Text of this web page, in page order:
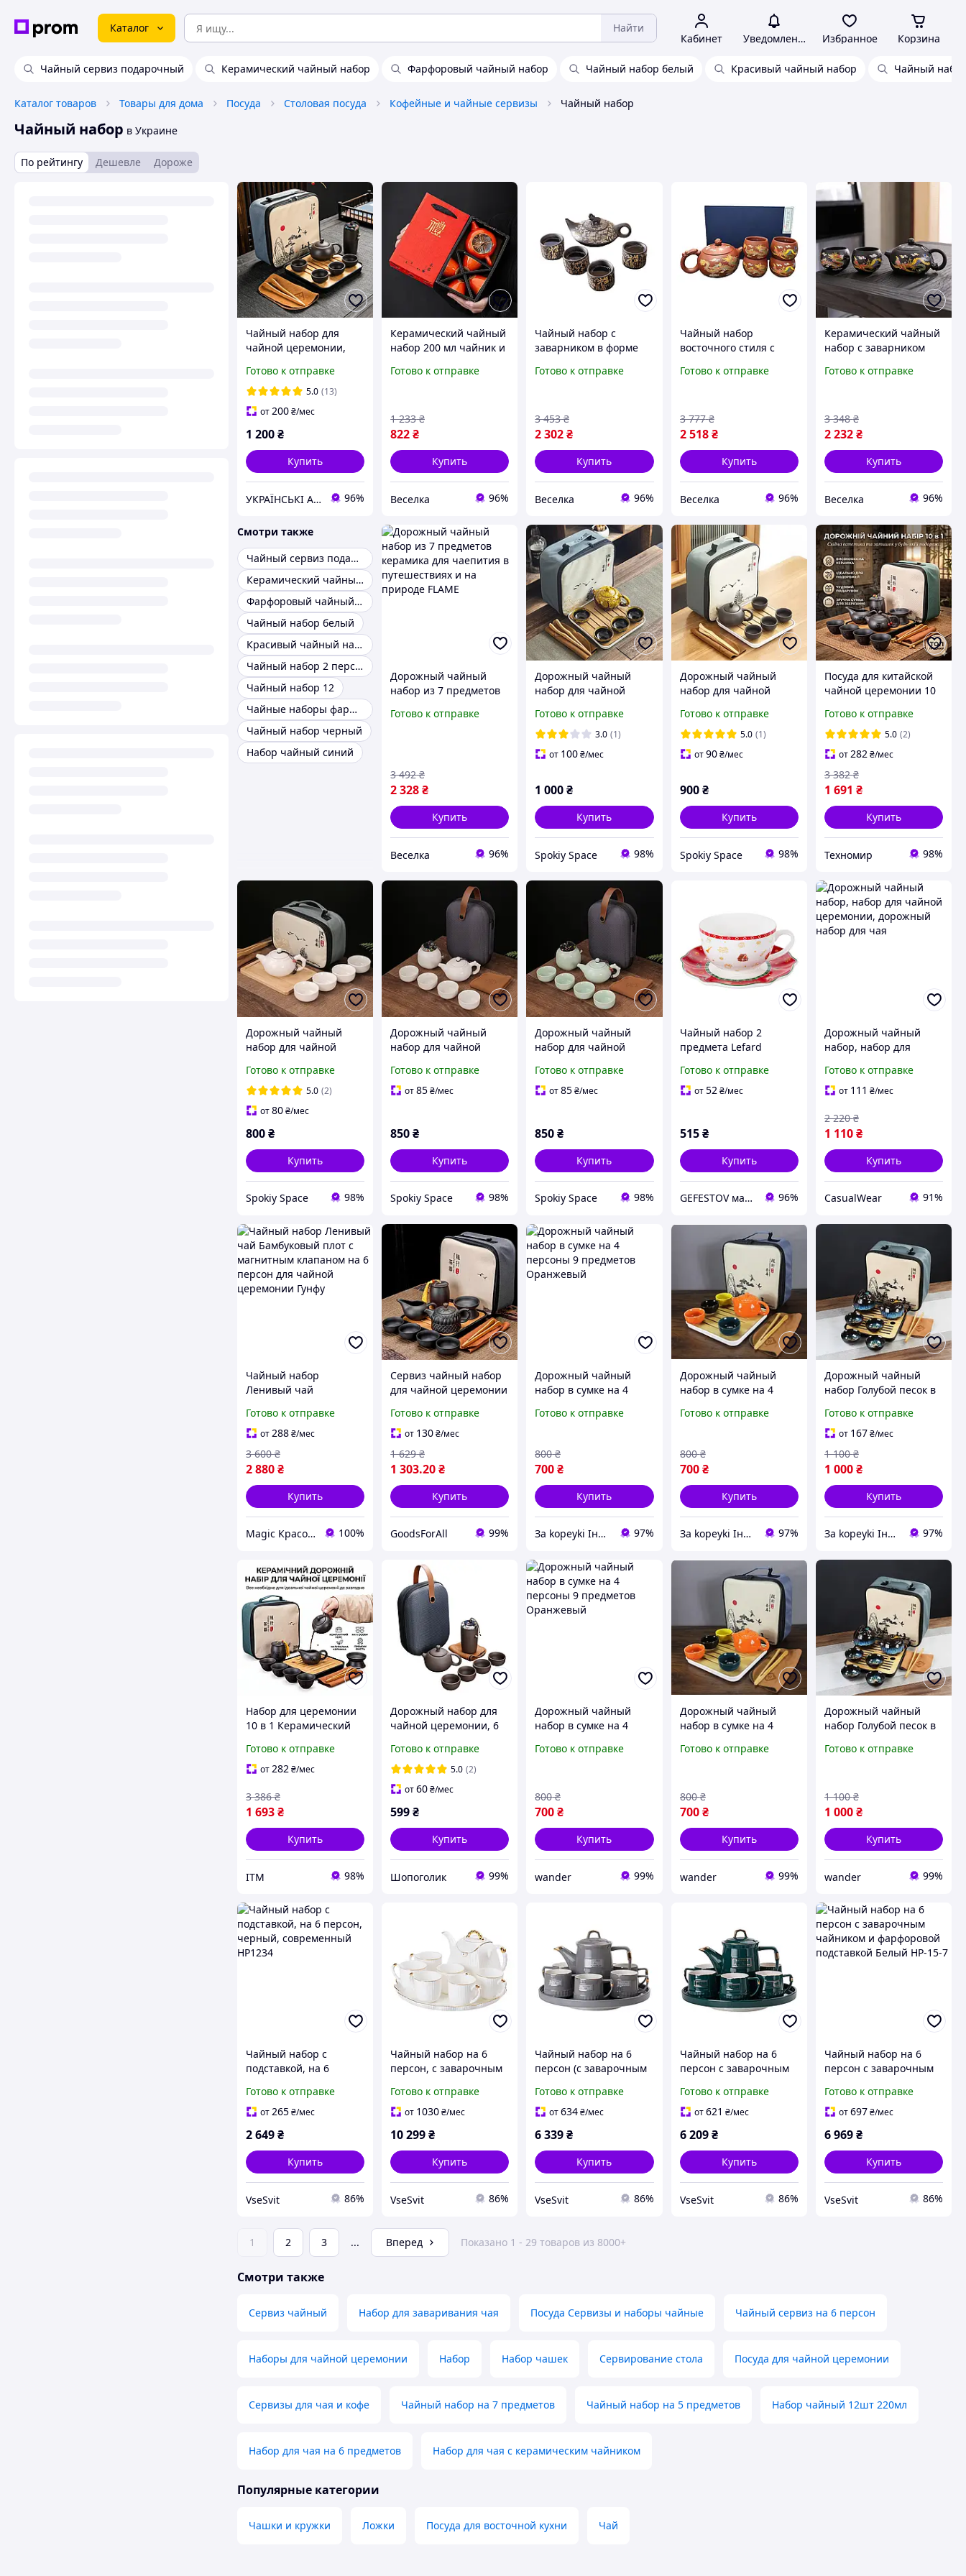
Каталог Найти
Кабинет Уведомления Избранное Корзина
Чайный сервиз подарочный Керамический чайный набор Фарфоровый чайный набор Чайный набор белый Красивый чайный набор Чайный
Каталог товаров Товары для дома Посуда Столовая посуда Кофейные и чайные сервизы Чайный набор
Чайный набор в Украине
По рейтингу Дешевле Дороже
Чайный набор для
чайной церемонии,
чайной церемонии FD-
Р016
Готово к отправке
5.0 (13)
от200₴/мес
1 200₴
Купить
УКРАЇНСЬКІ АКСЕСУАРИ 96%
Керамический чайный
набор 200 мл чайник и
уютного чаепития с
Готово к отправке
822₴
1 233 ₴
Купить
Веселка 96%
Чайный набор с
заварником в форме
пиалами для чаепития
Готово к отправке
2 302₴
3 453 ₴
Купить
Веселка 96%
Чайный набор
восточного стиля с
керамическими
Готово к отправке
2 518 ₴
3 777 ₴
Купить
Веселка 96%
Керамический чайный
набор с заварником
чаепития в
Готово к отправке
2 232₴
3 348 ₴
Купить
Веселка 96%
Смотри также
Чайный сервиз подарочный
Керамический чайный набор
Фарфоровый чайный набор
Чайный набор белый
Красивый чайный набор
Чайный набор 2 персоны
Чайный набор 12
Чайные наборы фарфор
Чайный набор черный
Набор чайный синий
Дорожный чайный
набор из 7 предметов
в путешествиях и на
Готово к отправке
2 328₴
3 492 ₴
Купить
Веселка 96%
Дорожный чайный
набор для чайной
пуэр подарок желтый с
узором 4 пиала +
бамбуковая чабань +
щипцы
Готово к отправке
3.0 (1)
от 100₴/мес
1 000₴
Купить
Spokiy Space 98%
Дорожный чайный
набор для чайной
пуэр подарок черный 4
пиала + бамбуковая
чабань + щипцы + кейс
Готово к отправке
5.0 (1)
от90 ₴/мес
900 ₴
Купить
Spokiy Space 98%
Посуда для китайской
чайной церемонии 10
керамический чайный
набор для любителей
чая
Готово к отправке
5.0 (2)
от282₴/мес
1 691 ₴
3 382 ₴
Купить
Техномир 98%
Дорожный чайный
набор для чайной
пуэр подарок 4 пиала +
бамбуковая чабань +
щипцы
Готово к отправке
5.0 (2)
от80₴/мес
800₴
Купить
Spokiy Space 98%
Дорожный чайный
набор для чайной
пуэр подарок 4 пиала +
кейс + чайночек +
Готово к отправке
от85₴/мес
850₴
Купить
Spokiy Space 98%
Дорожный чайный
набор для чайной
пуэр подарок зеленый
4 пиала + кейс +
Готово к отправке
от85₴/мес
850₴
Купить
Spokiy Space 98%
Чайный набор 2
предмета Lefard
Коллекция 250 мл 985-
143 фарфор
Готово к отправке
от52 ₴/мес
515 ₴
Купить
GEFESTOV магазин сувениров и подарков (опт-розница) 96%
Дорожный чайный
набор, набор для
дорожный набор для
чая
Готово к отправке
от 111 ₴/мес
1 110₴
2 220 ₴
Купить
CasualWear 91%
Чайный набор
Ленивый чай
магнитным клапаном
на 6 персон для
чайной церемонии
Гунфу
Готово к отправке
от288₴/мес
2 880₴
3 600 ₴
Купить
Magic Красота 100%
Сервиз чайный набор
для чайной церемонии
в 1 Jinglan Pot
Коричневый
Готово к отправке
от 130₴/мес
1 303.20₴
1 629 ₴
Купить
GoodsForAll 99%
Дорожный чайный
набор в сумке на 4
Оранжевый
Готово к отправке
700₴
800 ₴
Купить
Зa kopeyki Інтернет магазин 97%
Дорожный чайный
набор в сумке на 4
Разноцветный
Готово к отправке
700 ₴
800 ₴
Купить
Зa kopeyki Інтернет магазин 97%
Дорожный чайный
набор Голубой песок в
предметов Коричнево-
синий
Готово к отправке
от 167₴/мес
1 000₴
1 100 ₴
Купить
Зa kopeyki Інтернет магазин 97%
Набор для церемонии
10 в 1 Керамический
набор для чайной
церемонии с сумкой
Готово к отправке
от282₴/мес
1 693₴
3 386 ₴
Купить
ITM 98%
Дорожный набор для
чайной церемонии, 6
Готово к отправке
5.0 (2)
от60₴/мес
599₴
Купить
Шопоголик 99%
Дорожный чайный
набор в сумке на 4
Оранжевый
Готово к отправке
700₴
800 ₴
Купить
wander 99%
Дорожный чайный
набор в сумке на 4
Разноцветный
Готово к отправке
700 ₴
800 ₴
Купить
wander 99%
Дорожный чайный
набор Голубой песок в
предметов Коричнево-
Готово к отправке
1 000₴
1 100 ₴
Купить
wander 99%
Чайный набор с
подставкой, на 6
современный HP1234
Готово к отправке
от265₴/мес
2 649₴
Купить
VseSvit 86%
Чайный набор на 6
персон, с заварочным
подставкой, белый HP-
15-4
Готово к отправке
от 1030₴/мес
10 299₴
Купить
VseSvit 86%
Чайный набор на 6
персон (с заварочным
фарфоровой
подставкой), серый HP-
Готово к отправке
от634₴/мес
6 339₴
Купить
VseSvit 86%
Чайный набор на 6
персон с заварочным
фарфоровой
подставкой Зеленый
Готово к отправке
от621 ₴/мес
6 209 ₴
Купить
VseSvit 86%
Чайный набор на 6
персон с заварочным
фарфоровой
подставкой Белый HP-
Готово к отправке
от697₴/мес
6 969₴
Купить
VseSvit 86%
1 2 3 ... Вперед Показано 1 - 29 товаров из 8000+
Смотри также
Сервиз чайный Набор для заваривания чая Посуда Сервизы и наборы чайные Чайный сервиз на 6 персон
Наборы для чайной церемонии Набор Набор чашек Сервирование стола Посуда для чайной церемонии
Сервизы для чая и кофе Чайный набор на 7 предметов Чайный набор на 5 предметов Набор чайный 12шт 220мл
Набор для чая на 6 предметов Набор для чая с керамическим чайником
Популярные категории
Чашки и кружки Ложки Посуда для восточной кухни Чай